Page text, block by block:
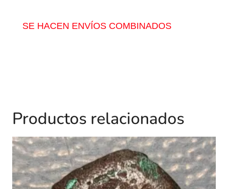
SE HACEN ENVÍOS COMBINADOS
Productos relacionados